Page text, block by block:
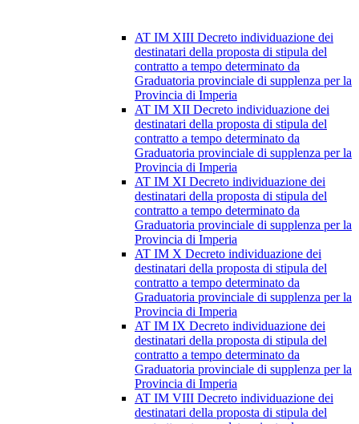
AT IM XIII Decreto individuazione dei
destinatari della proposta di stipula del
contratto a tempo determinato da
Graduatoria provinciale di supplenza per la
Provincia di Imperia
AT IM XII Decreto individuazione dei
destinatari della proposta di stipula del
contratto a tempo determinato da
Graduatoria provinciale di supplenza per la
Provincia di Imperia
AT IM XI Decreto individuazione dei
destinatari della proposta di stipula del
contratto a tempo determinato da
Graduatoria provinciale di supplenza per la
Provincia di Imperia
AT IM X Decreto individuazione dei
destinatari della proposta di stipula del
contratto a tempo determinato da
Graduatoria provinciale di supplenza per la
Provincia di Imperia
AT IM IX Decreto individuazione dei
destinatari della proposta di stipula del
contratto a tempo determinato da
Graduatoria provinciale di supplenza per la
Provincia di Imperia
AT IM VIII Decreto individuazione dei
destinatari della proposta di stipula del